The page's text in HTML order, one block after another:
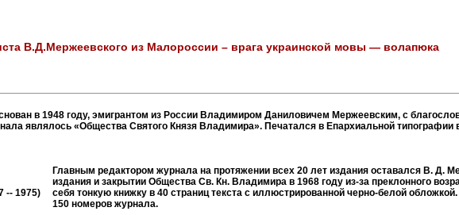
В.Д.Мержеевского из Малороссии – врага украинской мовы — волапюка
в 1948 году, эмигрантом из России Владимиром Даниловичем Мержеевским, с
являлось «Общества Святого Князя Владимира». Печатался в Епархиальной
-- 1975)
Главным редактором журнала на протяжении всех 20 лет издания оставался В. Д.
издания и закрытии Общества Св. Кн. Владимира в 1968 году из-за преклонного
себя тонкую книжку в 40 страниц текста с иллюстрированной черно-белой
150 номеров журнала.